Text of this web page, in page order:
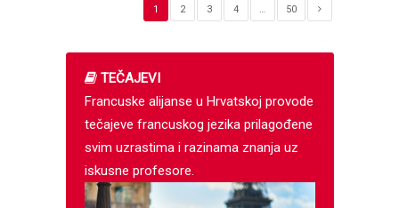
1 2 3 4 … 50
TEČAJEVI
Francuske alijanse u Hrvatskoj provode
tečajeve francuskog jezika prilagođene
svim uzrastima i razinama znanja uz
iskusne profesore.